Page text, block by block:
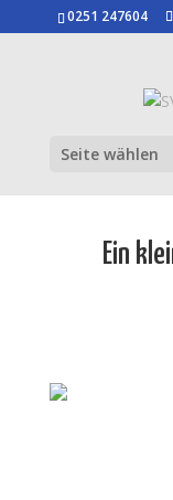
0251 247604
Seite wählen
Ein